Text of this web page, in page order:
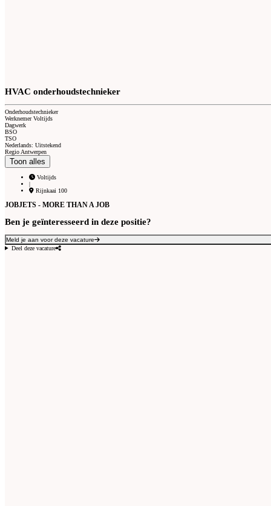
HVAC onderhoudstechnieker
Onderhoudstechnieker
Werknemer Voltijds
Dagwerk
BSO
TSO
Nederlands: Uitstekend
Regio Antwerpen
Toon alles
Voltijds
Rijnkaai 100
JOBJETS - MORE THAN A JOB
Ben je geïnteresseerd in deze positie?
Meld je aan voor deze vacature
Deel deze vacature